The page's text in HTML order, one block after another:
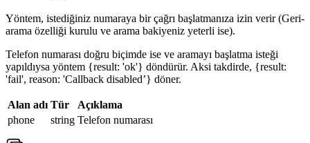
Yöntem, istediğiniz numaraya bir çağrı başlatmanıza izin verir (Geri-
arama özelliği kurulu ve arama bakiyeniz yeterli ise).
Telefon numarası doğru biçimde ise ve aramayı başlatma isteği
yapıldıysa yöntem {result: 'ok'} döndürür. Aksi takdirde, {result:
'fail', reason: 'Callback disabled’} döner.
Alan adı Tür
Açıklama
phone
string Telefon numarası